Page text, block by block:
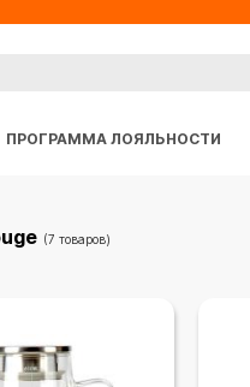
ПРОГРАММА ЛОЯЛЬНОСТИ
(7 товаров)